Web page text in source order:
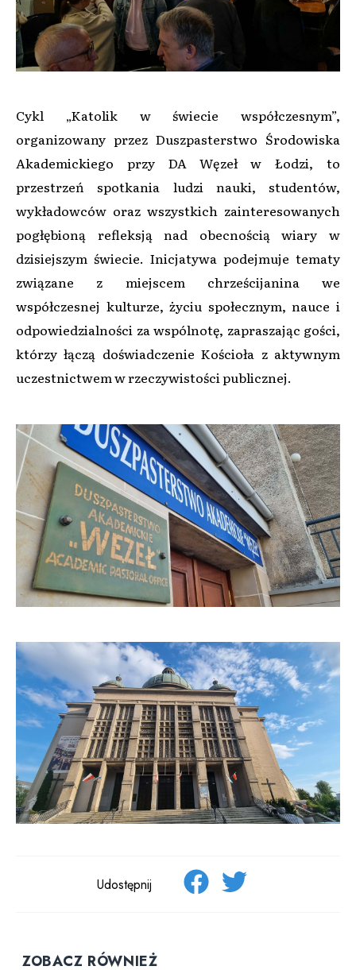
Cykl „Katolik w świecie współczesnym”,
organizowany przez Duszpasterstwo Środowiska
Akademickiego przy DA Węzeł w Łodzi, to
przestrzeń spotkania ludzi nauki, studentów,
wykładowców oraz wszystkich zainteresowanych
pogłębioną refleksją nad obecnością wiary w
dzisiejszym świecie. Inicjatywa podejmuje tematy
związane z miejscem chrześcijanina we
współczesnej kulturze, życiu społecznym, nauce i
odpowiedzialności za wspólnotę, zapraszając gości,
którzy łączą doświadczenie Kościoła z aktywnym
uczestnictwem w rzeczywistości publicznej.
Udostępnij
ZOBACZ RÓWNIEŻ